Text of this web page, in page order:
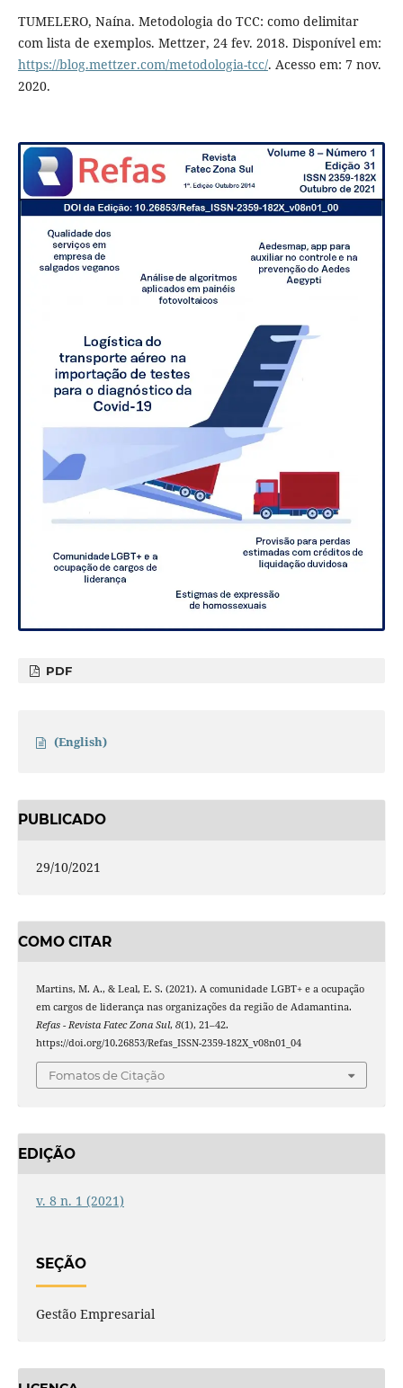
TUMELERO, Naína. Metodologia do TCC: como delimitar
com lista de exemplos. Mettzer, 24 fev. 2018. Disponível em:
https://blog.mettzer.com/metodologia-tcc/. Acesso em: 7 nov.
2020.
PDF
(English)
PUBLICADO
29/10/2021
COMO CITAR
Martins, M. A., & Leal, E. S. (2021). A comunidade LGBT+ e a ocupação
em cargos de liderança nas organizações da região de Adamantina.
Refas - Revista Fatec Zona Sul, 8(1), 21–42.
https://doi.org/10.26853/Refas_ISSN-2359-182X_v08n01_04
Fomatos de Citação
EDIÇÃO
v. 8 n. 1 (2021)
SEÇÃO
Gestão Empresarial